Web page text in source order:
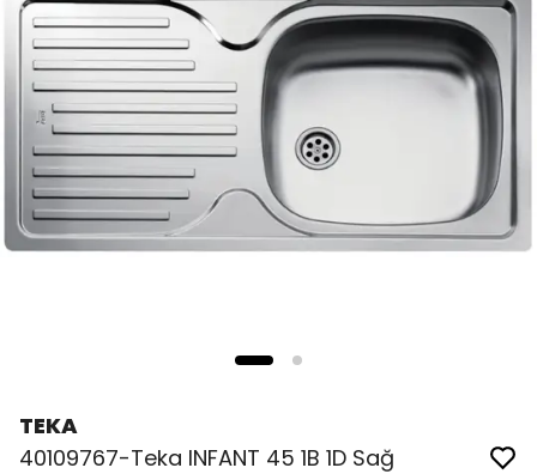
TEKA
40109767-Teka INFANT 45 1B 1D Sağ